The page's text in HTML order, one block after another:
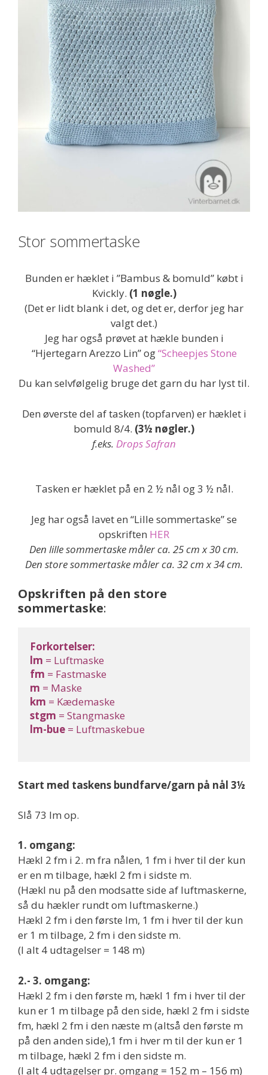
Stor sommertaske
Bunden er hæklet i ”Bambus & bomuld” købt i
Kvickly. (1 nøgle.)
(Det er lidt blank i det, og det er, derfor jeg har
valgt det.)
Jeg har også prøvet at hækle bunden i
“Hjertegarn Arezzo Lin” og“Scheepjes Stone
Washed”
Du kan selvfølgelig bruge det garn du har lyst til.
Den øverste del af tasken (topfarven) er hæklet i
bomuld 8/4. (3½ nøgler.)
f.eks. Drops Safran
Tasken er hæklet på en 2 ½ nål og 3 ½ nål.
Jeg har også lavet en “Lille sommertaske” se
opskriften HER
Den lille sommertaske måler ca. 25 cm x 30 cm.
Den store sommertaske måler ca. 32 cm x 34 cm.
Opskriften på den store
sommertaske:
Forkortelser:
lm = Luftmaske
fm = Fastmaske
m = Maske
km = Kædemaske
stgm = Stangmaske
lm-bue = Luftmaskebue
Start med taskens bundfarve/garn på nål 3½
Slå 73 lm op.
1. omgang:
Hækl 2 fm i 2. m fra nålen, 1 fm i hver til der kun
er en m tilbage, hækl 2 fm i sidste m.
(Hækl nu på den modsatte side af luftmaskerne,
så du hækler rundt om luftmaskerne.)
Hækl 2 fm i den første lm, 1 fm i hver til der kun
er 1 m tilbage, 2 fm i den sidste m.
(I alt 4 udtagelser = 148 m)
2.- 3. omgang:
Hækl 2 fm i den første m, hækl 1 fm i hver til der
kun er 1 m tilbage på den side, hækl 2 fm i sidste
fm, hækl 2 fm i den næste m (altså den første m
på den anden side),1 fm i hver m til der kun er 1
m tilbage, hækl 2 fm i den sidste m.
(I alt 4 udtagelser pr. omgang = 152 m – 156 m)